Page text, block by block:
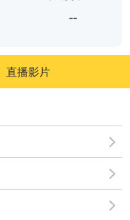
--
直播影片